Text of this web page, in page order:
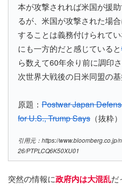
本が攻撃されれば米国が援
るが、米国が攻撃された場
することは義務付けられて
にも一方的だと感じていると
ら数えて60年余り前に調印
次世界大戦後の日米同盟の基
原題：Postwar Japan
for U.S., Trump Says（抜粋）
引用元：https://
26/PTPLCQ6K50XU01
突然の情報に政府内は大混乱だ